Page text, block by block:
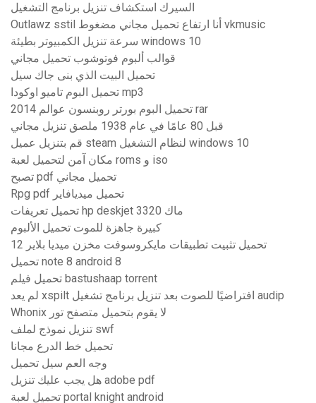
السيرك استكشاف تنزيل برنامج التشغيل
Outlawz sstil أنا ارتفاع تحميل مجاني مضغوط vkmusic
سرعة تنزيل الكمبيوتر بطيئة windows 10
قوالب ألبوم فوتوشوب تحميل مجاني
تحميل البيت الذي بنى جاك سيل
تحميل البوم تاميو اوكودا mp3
تحميل البوم بورتر روبنسون عوالم 2014 rar
قبل 80 عامًا في عام 1938 ملصق تنزيل مجاني
قم بتنزيل عميل steam لنظام التشغيل windows 10
مكان آمن لتحميل لعبة roms و iso
تصبح pdf تحميل مجاني
Rpg pdf تحميل ميديافاير
تحميل تعريفات hp deskjet 3320 ماك
كبيرة جاهزة للموت تحميل الألبوم
تحميل تثبيت تطبيقات مايكروسوفت مخزن ميديا ​​بلاير 12
تحميل note 8 android 8
تحميل فيلم bastushaap torrent
لم يعد xspilt افتراضيًا للصوت بعد تنزيل برنامج تشغيل audip
Whonix لا يقوم بتحميل متصفح تور
تنزيل نموذج لملف swf
تحميل خط الدرع مجانا
وجه العم سيل تحميل
هل يجب عليك تنزيل adobe pdf
تحميل لعبة portal knight android